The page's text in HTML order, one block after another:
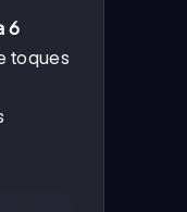
6
toques